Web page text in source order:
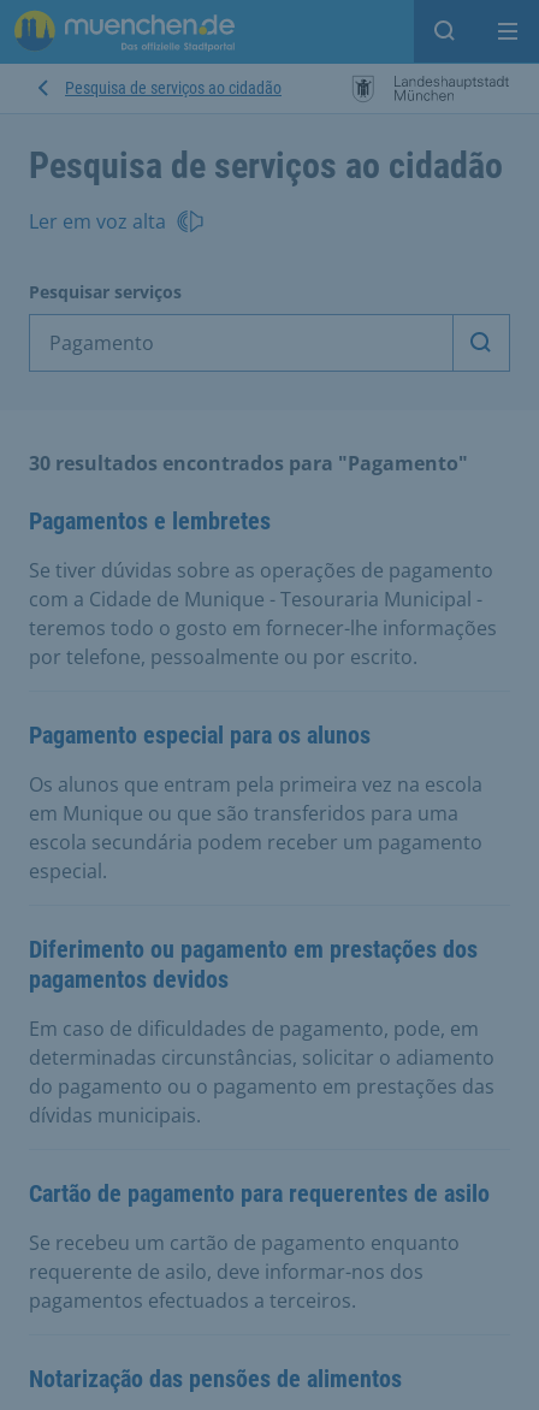
Open
Pesquisa de serviços ao cidadão
Pesquisa de serviços ao cidadão
Ler em voz alta
Pesquisar serviços
30 resultados encontrados para "Pagamento"
Pagamentos e lembretes
Se tiver dúvidas sobre as operações de pagamento
com a Cidade de Munique - Tesouraria Municipal -
teremos todo o gosto em fornecer-lhe informações
por telefone, pessoalmente ou por escrito.
Pagamento especial para os alunos
Os alunos que entram pela primeira vez na escola
em Munique ou que são transferidos para uma
escola secundária podem receber um pagamento
especial.
Diferimento ou pagamento em prestações dos
pagamentos devidos
Em caso de dificuldades de pagamento, pode, em
determinadas circunstâncias, solicitar o adiamento
do pagamento ou o pagamento em prestações das
dívidas municipais.
Cartão de pagamento para requerentes de asilo
Se recebeu um cartão de pagamento enquanto
requerente de asilo, deve informar-nos dos
pagamentos efectuados a terceiros.
Notarização das pensões de alimentos